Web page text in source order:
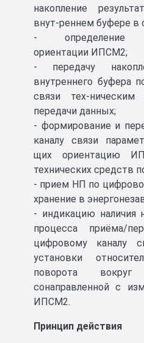
накопление
внут-реннем буфере в
- определение
ориентации ИПСМ2;
- передачу
внутреннего буфера
связи тех-
передачи данных;
- формирование и
каналу связи
щих ориентацию
технических средств
- прием НП по
хранение в
- индикацию наличия
процесса приёма/
цифровому каналу
установки
поворота
сонаправленной с
ИПСМ2.
Принцип действия